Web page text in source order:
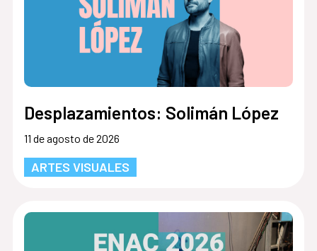
Desplazamientos: Solimán López
11 de agosto de 2026
ARTES VISUALES